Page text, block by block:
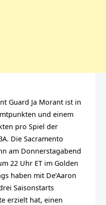
Guard Ja Morant ist in
und einem
pro Spiel der
Die Sacramento
am Donnerstagabend
22 Uhr ET im Golden
haben mit De’Aaron
Saisonstarts
erzielt hat, einen